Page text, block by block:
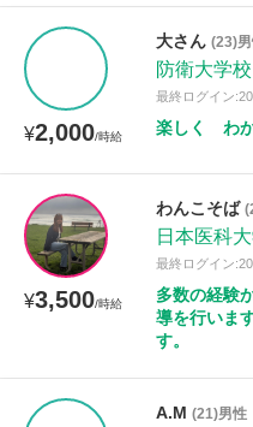
¥2,000/時給
大さん (23)
防衛大学校
最終ログイン
楽しく わ
¥3,500/時給
わんこそば
日本医科
最終ログイン
多数の経験
導を行いま
す。
A.M (21)男性
土曜日 日曜日
所属大学
距離：15km以内